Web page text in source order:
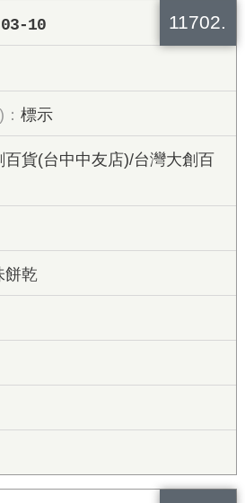
11702.
10
標示
百貨(台中中友店)/台灣大創百
餅乾